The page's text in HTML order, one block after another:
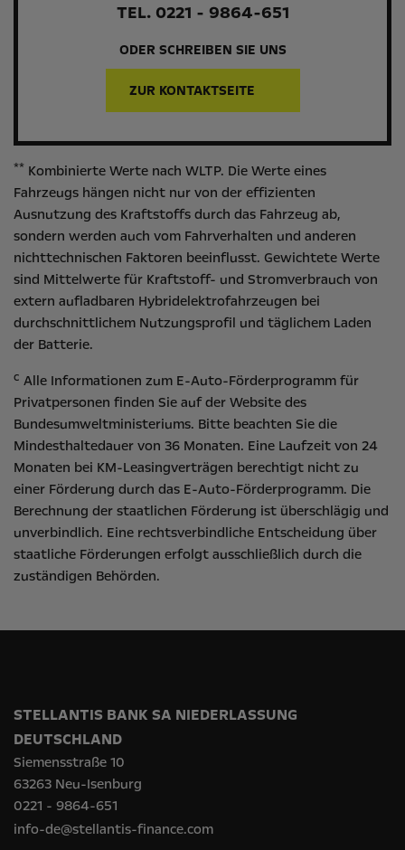
TEL. 0221 - 9864-651
ODER SCHREIBEN SIE UNS
ZUR KONTAKTSEITE
** Kombinierte Werte nach WLTP. Die Werte eines
Fahrzeugs hängen nicht nur von der effizienten
Ausnutzung des Kraftstoffs durch das Fahrzeug ab,
sondern werden auch vom Fahrverhalten und anderen
nichttechnischen Faktoren beeinflusst. Gewichtete Werte
sind Mittelwerte für Kraftstoff- und Stromverbrauch von
extern aufladbaren Hybridelektrofahrzeugen bei
durchschnittlichem Nutzungsprofil und täglichem Laden
der Batterie.
c Alle Informationen zum E-Auto-Förderprogramm für
Privatpersonen finden Sie auf der Website des
Bundesumweltministeriums. Bitte beachten Sie die
Mindesthaltedauer von 36 Monaten. Eine Laufzeit von 24
Monaten bei KM-Leasingverträgen berechtigt nicht zu
einer Förderung durch das E-Auto-Förderprogramm. Die
Berechnung der staatlichen Förderung ist überschlägig und
unverbindlich. Eine rechtsverbindliche Entscheidung über
staatliche Förderungen erfolgt ausschließlich durch die
zuständigen Behörden.
STELLANTIS BANK SA NIEDERLASSUNG
DEUTSCHLAND
Siemensstraße 10
63263 Neu-Isenburg
0221 - 9864-651
info-de@stellantis-finance.com